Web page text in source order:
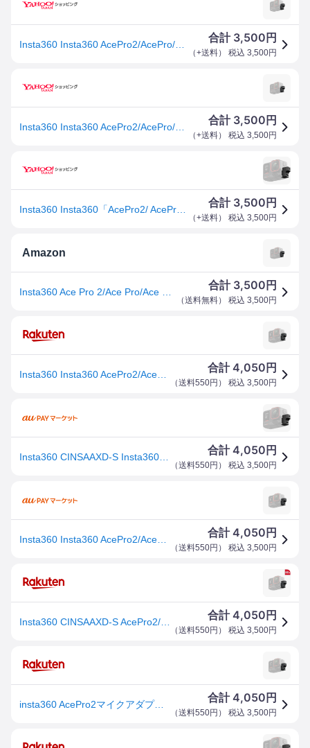
合計 3,500 円
（+送料） 税込 3,500円
合計 3,500 円
（+送料） 税込 3,500円
合計 3,500 円
（+送料） 税込 3,500円
Amazon
合計 3,500 円
（送料無料） 税込 3,500円
合計4,050 円
（送料550円 ） 税込 3,500円
合計4,050 円
（送料550円 ） 税込 3,500円
合計4,050 円
（送料550円 ） 税込 3,500円
合計4,050 円
（送料550円 ） 税込 3,500円
insta360 AcePro2マイクアダプター CINSAAXD-S [CINSAAXDS]
合計4,050 円
（送料550円 ） 税込 3,500円